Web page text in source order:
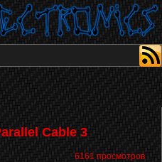
Cable 3
6161 просмотров